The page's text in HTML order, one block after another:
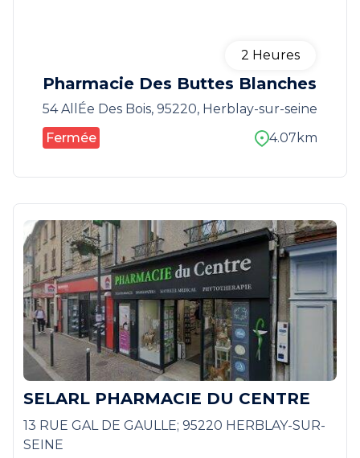
Pharmacie Des Buttes Blanches
2 Heures
54 AllÉe Des Bois, 95220, Herblay-sur-seine
Fermée
4.07km
SELARL PHARMACIE DU CENTRE
13 RUE GAL DE GAULLE; 95220 HERBLAY-SUR-
SEINE